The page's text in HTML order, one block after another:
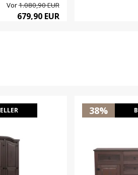
Vor1.080,90 EUR
679,90 EUR
38%